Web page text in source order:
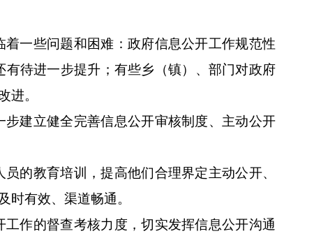
一些问题和困难：政府信息公开工作规范性
待进一步提升；有些乡（镇）、部门对政府
进。
建立健全完善信息公开审核制度、主动公开
的教育培训，提高他们合理界定主动公开、
有效、渠道畅通。
作的督查考核力度，切实发挥信息公开沟通